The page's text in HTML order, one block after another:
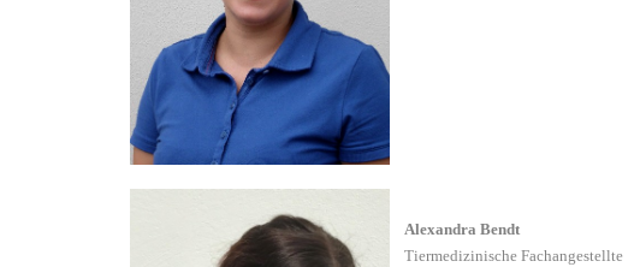
Alexandra Bendt
Tiermedizinische Fachangestellte